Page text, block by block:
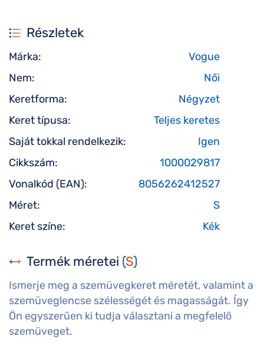
Részletek
Márka:
Vogue
Nem:
Női
Keretforma:
Négyzet
Keret típusa:
Teljes keretes
Saját tokkal rendelkezik:
Igen
Cikkszám:
1000029817
Vonalkód (EAN):
8056262412527
Méret:
S
Keret színe:
Kék
Termék méretei (S)
Ismerje meg a szemüvegkeret méretét, valamint a
szemüveglencse szélességét és magasságát. Így
Ön egyszerűen ki tudja választani a megfelelő
szemüveget.